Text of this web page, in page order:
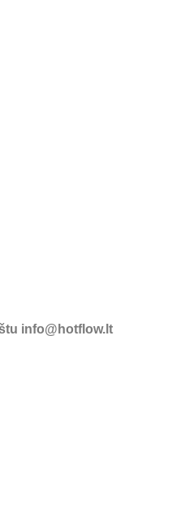
info@hotflow.lt